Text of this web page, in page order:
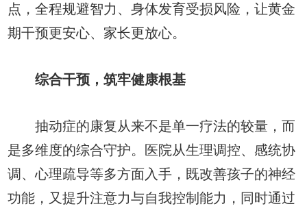
点，全程规避智力、身体发育受损风险，让黄金
期干预更安心、家长更放心。
综合干预，筑牢健康根基
抽动症的康复从来不是单一疗法的较量，而
是多维度的综合守护。医院从生理调控、感统协
调、心理疏导等多方面入手，既改善孩子的神经
功能，又提升注意力与自我控制能力，同时通过